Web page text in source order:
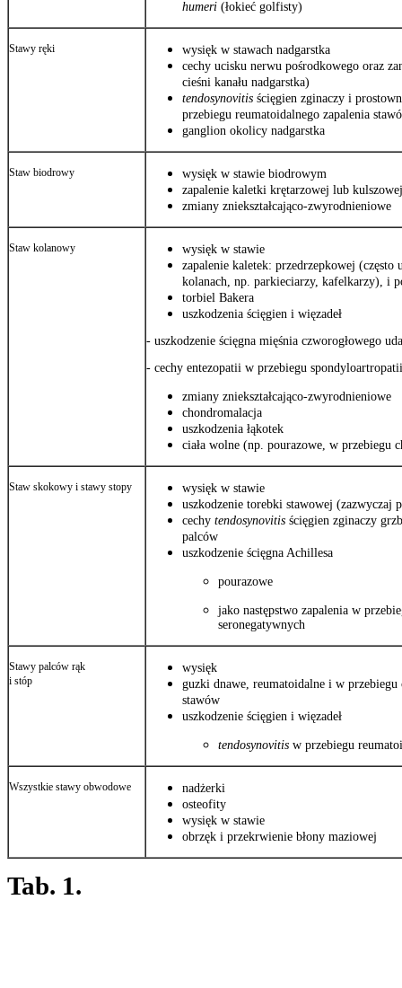
humeri (łokieć golfisty)
Stawy ręki
wysięk w stawach nadgarstka
cechy ucisku nerwu pośrodkowego oraz
cieśni kanału nadgarstka)
tendosynovitis ścięgien zginaczy i
przebiegu reumatoidalnego zapalenia
ganglion okolicy nadgarstka
Staw biodrowy
wysięk w stawie biodrowym
zapalenie kaletki krętarzowej lub kulszowej
zmiany zniekształcająco-zwyrodnieniowe
Staw kolanowy
wysięk w stawie
zapalenie kaletek: przedrzepkowej (często
kolanach, np. parkieciarzy, kafelkarzy), i
torbiel Bakera
uszkodzenia ścięgien i więzadeł
- uszkodzenie ścięgna mięśnia czworogłowego uda
- cechy entezopatii w przebiegu
zmiany zniekształcająco-zwyrodnieniowe
chondromalacja
uszkodzenia łąkotek
ciała wolne (np. pourazowe, w przebiegu
Staw skokowy i stawy stopy
wysięk w stawie
uszkodzenie torebki stawowej (zazwyczaj
cechy tendosynovitis ścięgien zginaczy
palców
uszkodzenie ścięgna Achillesa
pourazowe
jako następstwo zapalenia w
seronegatywnych
Stawy palców rąk
i stóp
wysięk
guzki dnawe, reumatoidalne i w
stawów
uszkodzenie ścięgien i więzadeł
tendosynovitis w przebiegu
Wszystkie stawy obwodowe
nadżerki
osteofity
wysięk w stawie
obrzęk i przekrwienie błony maziowej
Tab. 1.